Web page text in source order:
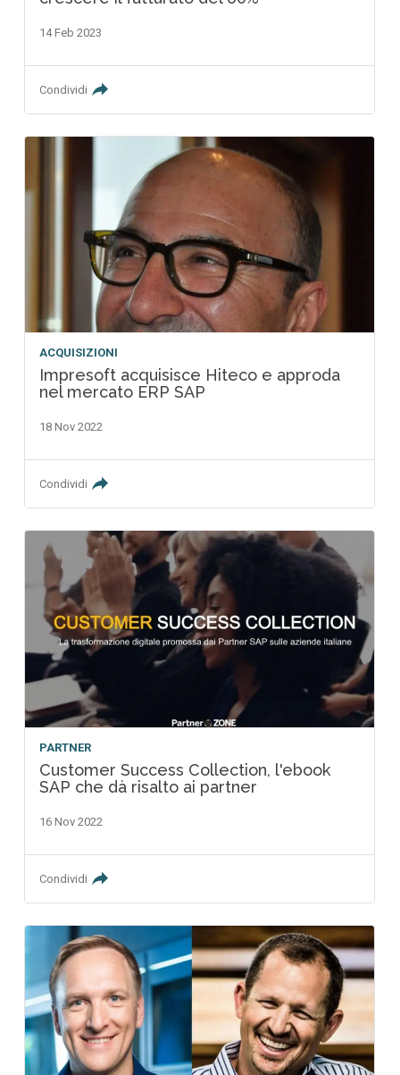
14 Feb 2023
Condividi
ACQUISIZIONI
Impresoft acquisisce Hiteco e approda
nel mercato ERP SAP
18 Nov 2022
Condividi
PARTNER
Customer Success Collection, l'ebook
SAP che dà risalto ai partner
16 Nov 2022
Condividi